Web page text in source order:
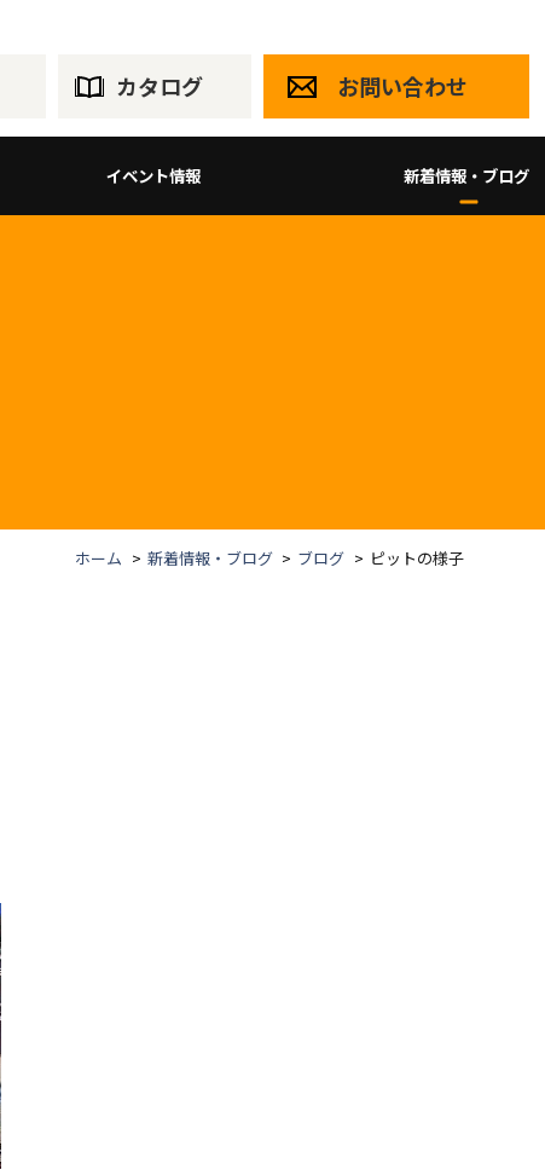
カタログ お問い合わせ
イベント情報 新着情報・ブログ
ホーム 新着情報・ブログ ブログ ピットの様子